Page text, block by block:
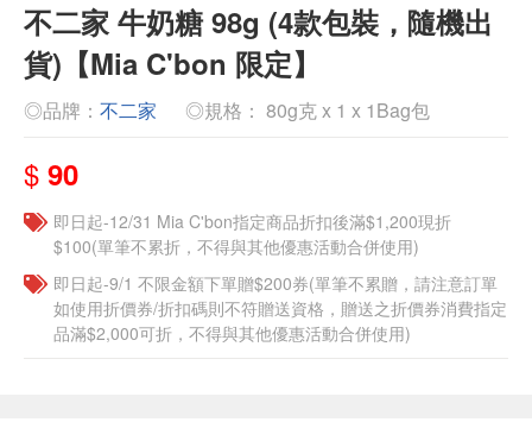
不二家 牛奶糖 98g (4款包裝，隨機出
貨)【Mia C'bon 限定】
◎品牌： 不二家 ◎規格： 80g克 x 1 x 1Bag包
$ 90
即日起-12/31 Mia C'bon指定商品折扣後滿$1,200現折
$100(單筆不累折，不得與其他優惠活動合併使用)
即日起-9/1 不限金額下單贈$200券(單筆不累贈，請注意訂單
如使用折價券/折扣碼則不符贈送資格，贈送之折價券消費指定
品滿$2,000可折，不得與其他優惠活動合併使用)